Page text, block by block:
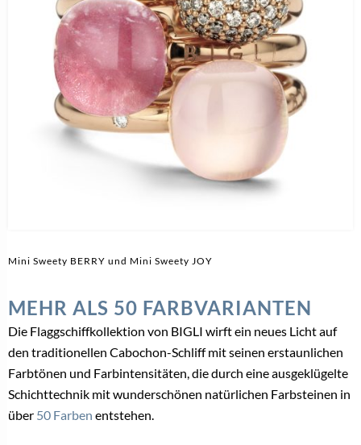
Mini Sweety BERRY und Mini Sweety JOY
MEHR ALS 50 FARBVARIANTEN
Die Flaggschiffkollektion von BIGLI wirft ein neues Licht auf
den traditionellen Cabochon-Schliff mit seinen erstaunlichen
Farbtönen und Farbintensitäten, die durch eine ausgeklügelte
Schichttechnik mit wunderschönen natürlichen Farbsteinen in
über 50 Farben entstehen.